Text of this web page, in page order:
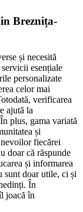
Breznița-
și necesită
esențiale
personalizate
celor mai
verificarea
ajută la
plus, gama variată
și
fiecărei
doar că răspunde
și informarea
sunt doar utile, ci și
În
joacă în